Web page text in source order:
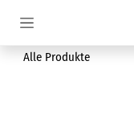
Alle Produkte